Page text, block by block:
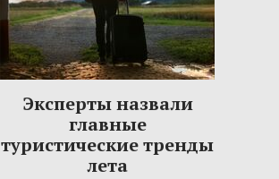
Эксперты назвали
главные
туристические тренды
лета